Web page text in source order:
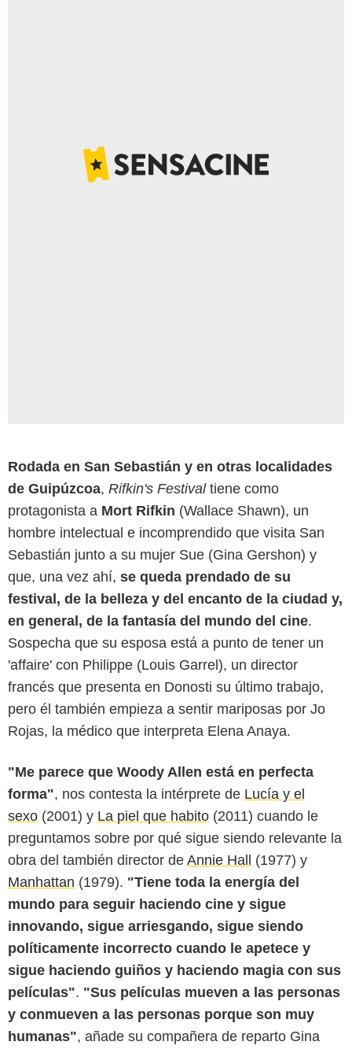
Rodada en San Sebastián y en otras localidades
de Guipúzcoa, Rifkin's Festivaltiene como
protagonista a Mort Rifkin (Wallace Shawn), un
hombre intelectual e incomprendido que visita San
Sebastián junto a su mujer Sue (Gina Gershon) y
que, una vez ahí, se queda prendado de su
festival, de la belleza y del encanto de la ciudad y,
en general, de la fantasía del mundo del cine.
Sospecha que su esposa está a punto de tener un
'affaire' con Philippe (Louis Garrel), un director
francés que presenta en Donosti su último trabajo,
pero él también empieza a sentir mariposas por Jo
Rojas, la médico que interpreta Elena Anaya.
"Me parece que Woody Allen está en perfecta
forma", nos contesta la intérprete de Lucía y el
sexo (2001) y La piel que habito (2011) cuando le
preguntamos sobre por qué sigue siendo relevante la
obra del también director de Annie Hall (1977) y
Manhattan (1979). "Tiene toda la energía del
mundo para seguir haciendo cine y sigue
innovando, sigue arriesgando, sigue siendo
políticamente incorrecto cuando le apetece y
sigue haciendo guiños y haciendo magia con sus
películas". "Sus películas mueven a las personas
y conmueven a las personas porque son muy
humanas", añade su compañera de reparto Gina